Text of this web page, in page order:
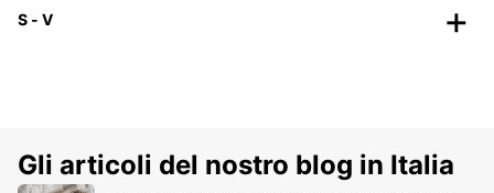
S - V
Gli articoli del nostro blog in Italia